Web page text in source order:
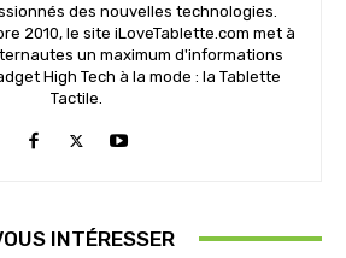
des nouvelles technologies.
2010, le site iLoveTablette.com met à
un maximum d'informations
High Tech à la mode : la Tablette
Tactile.
INTÉRESSER